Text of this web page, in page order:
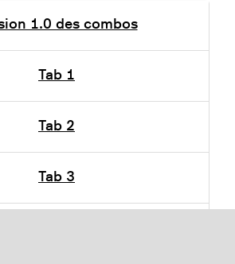
1.0 des combos
Tab 1
Tab 2
Tab 3